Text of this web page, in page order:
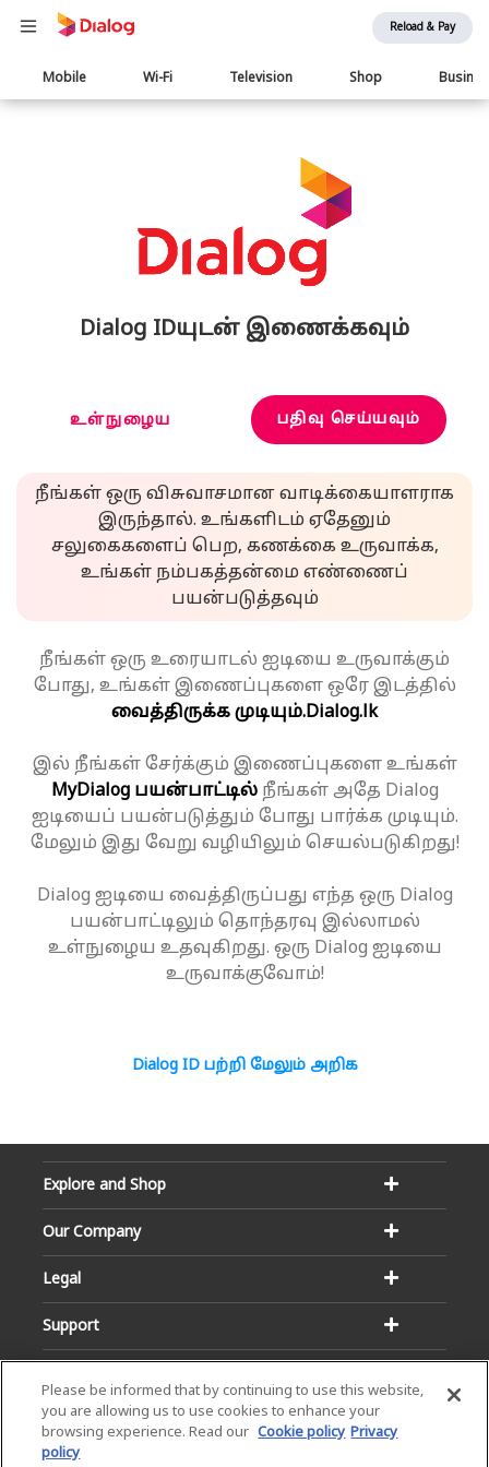
Reload & Pay
Main
navigation
Mobile Wi-Fi Television Shop
Dialog IDயுடன் இணைக்கவும்
உள்நுழைய பதிவு செய்யவும்
நீங்கள் ஒரு விசுவாசமான வாடிக்கையாளராக
இருந்தால். உங்களிடம் ஏதேனும்
சலுகைகளைப் பெற, கணக்கை உருவாக்க,
உங்கள் நம்பகத்தன்மை எண்ணைப்
பயன்படுத்தவும்
நீங்கள் ஒரு உரையாடல் ஐடியை உருவாக்கும்
போது, உங்கள் இணைப்புகளை ஒரே இடத்தில்
வைத்திருக்க முடியும்.Dialog.lk
இல் நீங்கள் சேர்க்கும் இணைப்புகளை உங்கள்
MyDialog பயன்பாட்டில்நீங்கள் அதே Dialog
ஐடியைப் பயன்படுத்தும் போது பார்க்க முடியும்.
மேலும் இது வேறு வழியிலும் செயல்படுகிறது!
Dialog ஐடியை வைத்திருப்பது எந்த ஒரு Dialog
பயன்பாட்டிலும் தொந்தரவு இல்லாமல்
உள்நுழைய உதவுகிறது. ஒரு Dialog ஐடியை
உருவாக்குவோம்!
Dialog ID பற்றி மேலும் அறிக
Explore and Shop
Our Company
Legal
Support
Please be informed that by continuing to use this website,
you are allowing us to use cookies to enhance your
browsing experience. Read our Cookie policy Privacy
policy